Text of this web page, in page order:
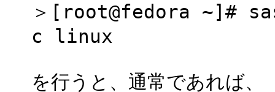
＞[root@fedora ~]#
c linux
を行うと、通常であれば、